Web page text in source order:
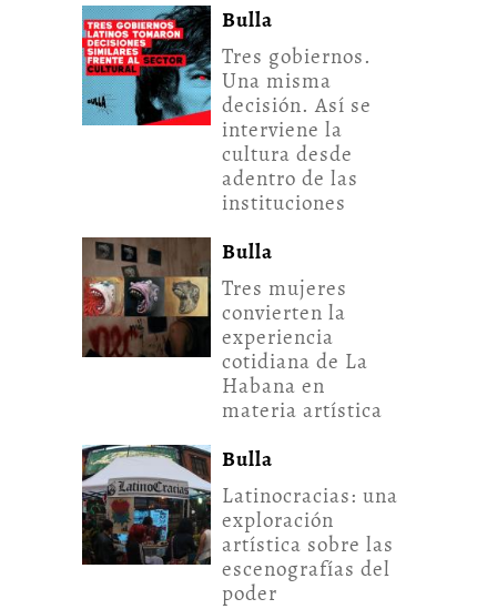
Bulla
Tres gobiernos.
Una misma
decisión. Así se
interviene la
cultura desde
adentro de las
instituciones
Bulla
Tres mujeres
convierten la
experiencia
cotidiana de La
Habana en
materia artística
Bulla
Latinocracias: una
exploración
artística sobre las
escenografías del
poder